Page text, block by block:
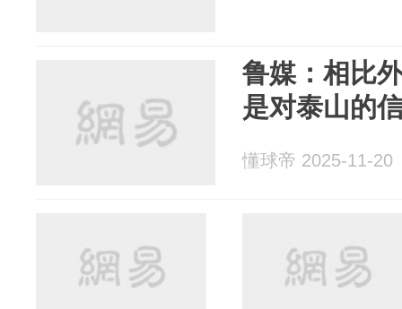
鲁媒：相比
是对泰山的
懂球帝 2025-11-20